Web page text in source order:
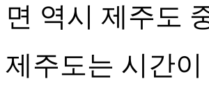
면 역시 제주도
제주도는 시간